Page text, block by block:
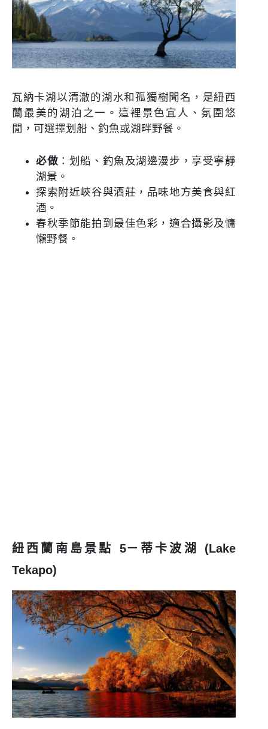
瓦納卡湖以清澈的湖水和孤獨樹聞名，是紐西
蘭最美的湖泊之一。這裡景色宜人、氛圍悠
閒，可選擇划船、釣魚或湖畔野餐。
必做 ：划船、釣魚及湖邊漫步，享受寧靜
湖景。
探索附近峽谷與酒莊，品味地方美食與紅
酒。
春秋季節能拍到最佳色彩，適合攝影及慵
懶野餐。
紐西蘭南島景點 5－蒂卡波湖 (Lake
Tekapo)